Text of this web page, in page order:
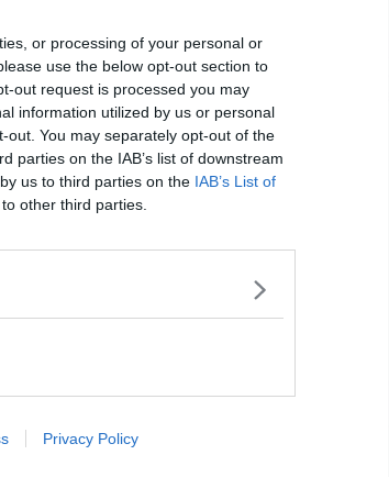
or processing of your personal or
use the below opt-out section to
out request is processed you may
information utilized by us or personal
You may separately opt-out of the
parties on the IAB’s list of downstream
us to third parties on the IAB’s List of
other third parties.
Privacy Policy
- ToscanaMedia.
Attualità
Estate,
alle
di oggi
IL NETWORK